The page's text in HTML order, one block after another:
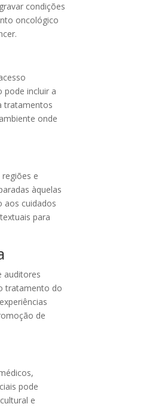
condições
oncológico
pode incluir a
tratamentos
onde
e
àquelas
aos cuidados
para
auditores
tratamento do
de
pode
e